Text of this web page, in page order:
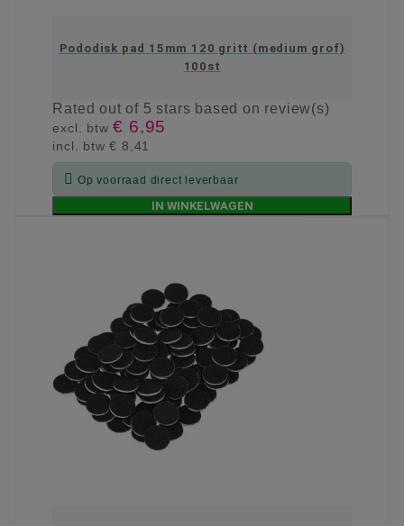
Pododisk pad 15mm 120 gritt (medium grof)
100st
Ratedout of 5 stars based on review(s)
excl. btw€ 6,95
incl. btw€ 8,41
 Op voorraad direct leverbaar
IN WINKELWAGEN